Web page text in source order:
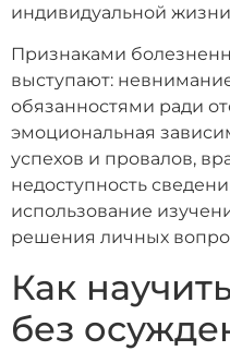
индивидуальной
Признаками
выступают:
обязанностями ради
эмоциональная
успехов и провалов,
недоступность
использование
решения личных
Как
без